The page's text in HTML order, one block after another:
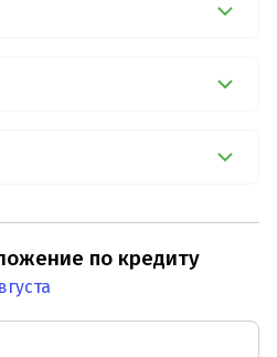
по кредиту